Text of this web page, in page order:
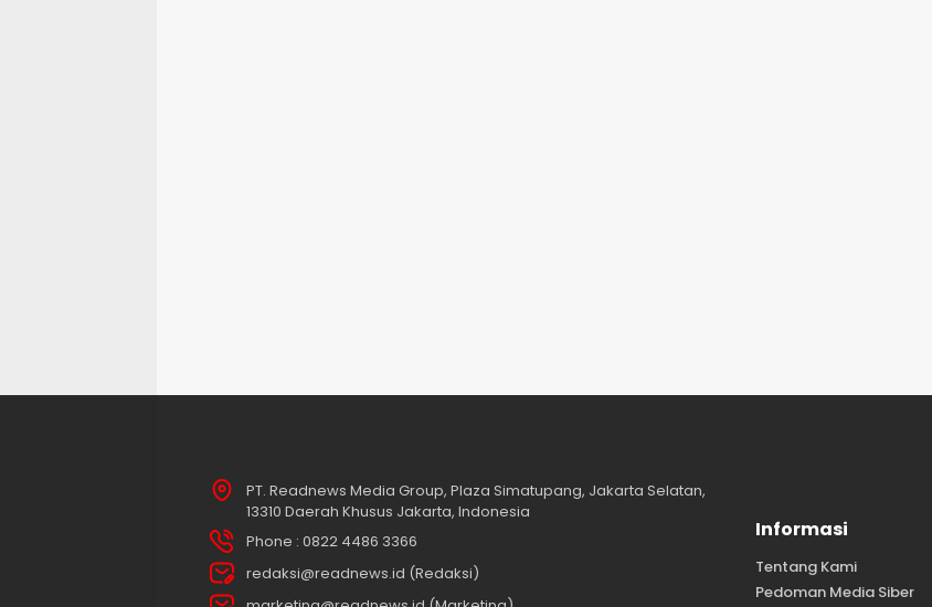
PT. Readnews Media Group, Plaza Simatupang, Jakarta Selatan,
13310 Daerah Khusus Jakarta, Indonesia
Phone : 0822 4486 3366
redaksi@readnews.id (Redaksi)
Informasi
Tentang Kami
Pedoman Media Siber